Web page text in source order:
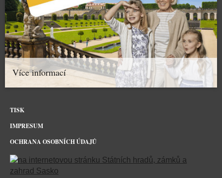
Více informací
TISK
IMPRESUM
OCHRANA OSOBNÍCH ÚDAJŮ